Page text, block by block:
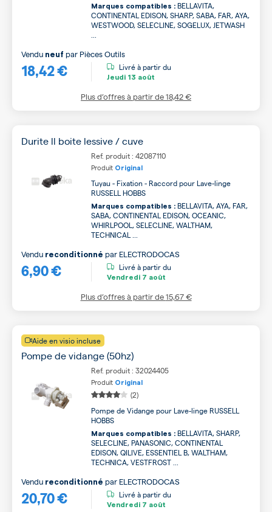
Marques compatibles : BELLAVITA,
CONTINENTAL EDISON, SHARP, SABA, FAR, AYA,
WESTWOOD, SELECLINE, SOGELUX, JETWASH
18,42 €
Vendu neuf par Pièces Outils
Livré à partir du
Jeudi 13 août
Plus d’offres à partir de18,42 €
Durite ll boite lessive / cuve
Ref. produit : 42087110
Produit Original
Tuyau - Fixation - Raccord pour Lave-linge
RUSSELL HOBBS
Marques compatibles : BELLAVITA, AYA, FAR,
SABA, CONTINENTAL EDISON, OCEANIC,
WHIRLPOOL, SELECLINE, WALTHAM,
TECHNICAL ...
6,90 €
Vendu reconditionné par ELECTRODOCAS
Livré à partir du
Vendredi 7 août
Plus d’offres à partir de15,67 €
Aide en visio incluse
Pompe de vidange (50hz)
Ref. produit : 32024405
Produit Original
(2)
Pompe de Vidange pour Lave-linge RUSSELL
HOBBS
Marques compatibles : BELLAVITA, SHARP,
SELECLINE, PANASONIC, CONTINENTAL
EDISON, QILIVE, ESSENTIEL B, WALTHAM,
TECHNICA, VESTFROST ...
20,70 €
Vendu reconditionné par ELECTRODOCAS
Livré à partir du
Vendredi 7 août